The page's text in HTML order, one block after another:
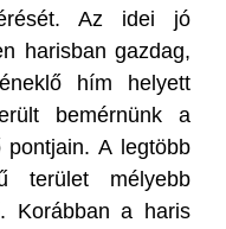
Az idei jó
harisban gazdag,
hím helyett
bemérnünk a
pontjain. A legtöbb
terület mélyebb
Korábban a haris